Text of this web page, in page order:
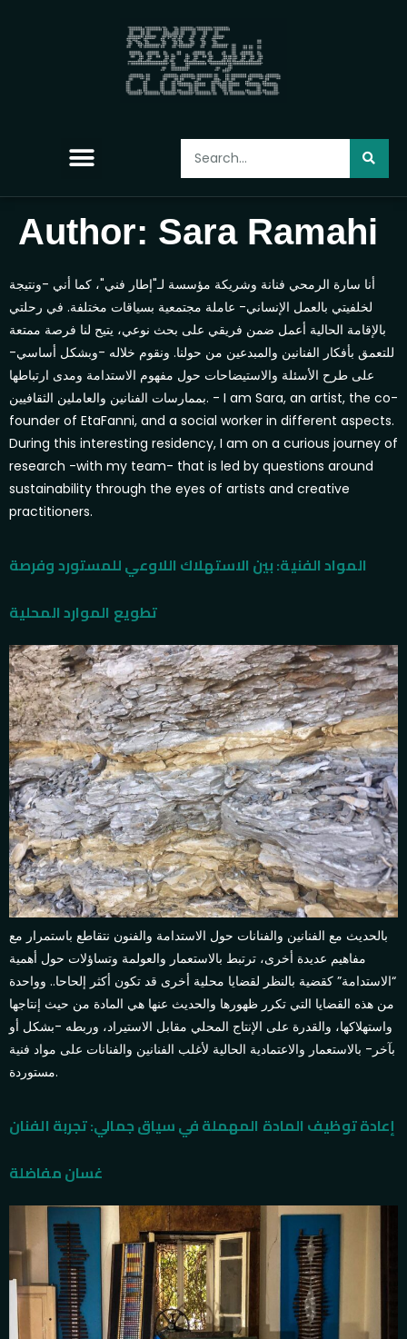
Author: Sara Ramahi
أنا سارة الرمحي فنانة وشريكة مؤسسة لـ"إطار فني"، كما أني -ونتيجة
لخلفيتي بالعمل الإنساني- عاملة مجتمعية بسياقات مختلفة. في رحلتي
بالإقامة الحالية أعمل ضمن فريقي على بحث نوعي، يتيح لنا فرصة ممتعة
للتعمق بأفكار الفنانين والمبدعين من حولنا. ونقوم خلاله -وبشكل أساسي-
على طرح الأسئلة والاستيضاحات حول مفهوم الاستدامة ومدى ارتباطها
بممارسات الفنانين والعاملين الثقافيين. - I am Sara, an artist, the co-
founder of EtaFanni, and a social worker in different aspects.
During this interesting residency, I am on a curious journey of
research -with my team- that is led by questions around
sustainability through the eyes of artists and creative
practitioners.
المواد الفنية: بين الاستهلاك اللاوعي للمستورد وفرصة
تطويع الموارد المحلية
بالحديث مع الفنانين والفنانات حول الاستدامة والفنون نتقاطع باستمرار مع
مفاهيم عديدة أخرى، ترتبط بالاستعمار والعولمة وتساؤلات حول أهمية
“الاستدامة” كقضية بالنظر لقضايا محلية أخرى قد تكون أكثر إلحاحا.. وواحدة
من هذه القضايا التي تكرر ظهورها والحديث عنها هي المادة من حيث إنتاجها
واستهلاكها، والقدرة على الإنتاج المحلي مقابل الاستيراد، وربطه -بشكل أو
بآخر- بالاستعمار والاعتمادية الحالية لأغلب الفنانين والفنانات على مواد فنية
مستوردة.
إعادة توظيف المادة المهملة في سياق جمالي: تجربة الفنان
غسان مفاضلة